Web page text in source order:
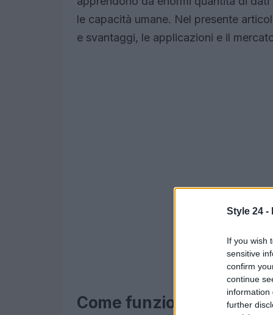
Style 24 -
If you wish
sensitive
confirm
continue
information
further
le capacità umane. Nel presente
e svantaggi, le applicazioni e il
Come funziona